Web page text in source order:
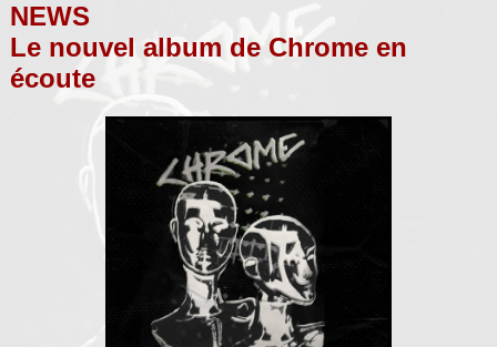
NEWS
Le nouvel album de Chrome en
écoute